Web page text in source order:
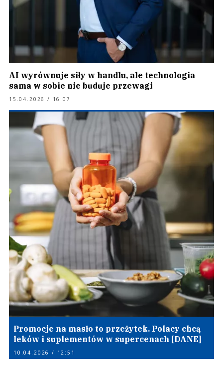
AI wyrównuje siły w handlu, ale technologia
sama w sobie nie buduje przewagi
15.04.2026 / 16:07
Promocje na masło to przeżytek. Polacy chcą
leków i suplementów w supercenach [DANE]
10.04.2026 / 12:51